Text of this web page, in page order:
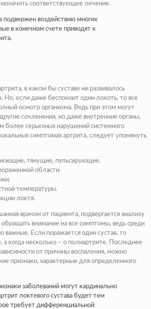
соответствующее лечение.
подвержен воздействию многих
в конечном счете приводят к
в каком бы суставе ни развивалось
Но, если даже беспокоит один локоть, то все
осмотр организма. Ведь при этом могут
сочленения, но даже внутренние органы,
более серьезных нарушений системного
симптомах артрита, следует упомянуть
ноющие, тянущие, пульсирующие.
области.
температуры.
локтя.
врачом от пациента, подвергается анализу
внимание на все симптомы, ведь среди
важные. Если поражается один сустав, то
а когда несколько – о полиартрите. Последнее
от причины воспаления, можно
признаки, характерные для определенного
заболеваний могут кардинально
локтевого сустава будет тем
требует дифференциальной